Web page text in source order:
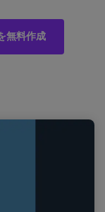
無料作成